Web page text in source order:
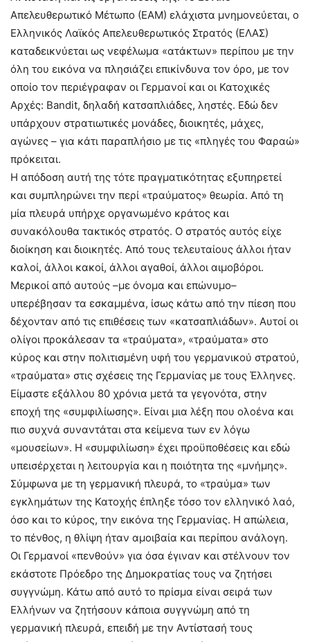
Απελευθερωτικό Μέτωπο (ΕΑΜ) ελάχιστα μνημονεύεται, ο
Ελληνικός Λαϊκός Απελευθερωτικός Στρατός (ΕΛΑΣ)
καταδεικνύεται ως νεφέλωμα «ατάκτων» περίπου με την
όλη του εικόνα να πλησιάζει επικίνδυνα τον όρο, με τον
οποίο τον περιέγραφαν οι Γερμανοί και οι Κατοχικές
Αρχές: Bandit, δηλαδή κατσαπλιάδες, ληστές. Εδώ δεν
υπάρχουν στρατιωτικές μονάδες, διοικητές, μάχες,
αγώνες – για κάτι παραπλήσιο με τις «πληγές του Φαραώ»
πρόκειται.
Η απόδοση αυτή της τότε πραγματικότητας εξυπηρετεί
και συμπληρώνει την περί «τραύματος» θεωρία. Από τη
μία πλευρά υπήρχε οργανωμένο κράτος και
συνακόλουθα τακτικός στρατός. Ο στρατός αυτός είχε
διοίκηση και διοικητές. Από τους τελευταίους άλλοι ήταν
καλοί, άλλοι κακοί, άλλοι αγαθοί, άλλοι αιμοβόροι.
Μερικοί από αυτούς –με όνομα και επώνυμο–
υπερέβησαν τα εσκαμμένα, ίσως κάτω από την πίεση που
δέχονταν από τις επιθέσεις των «κατσαπλιάδων». Αυτοί οι
ολίγοι προκάλεσαν τα «τραύματα», «τραύματα» στο
κύρος και στην πολιτισμένη υφή του γερμανικού στρατού,
«τραύματα» στις σχέσεις της Γερμανίας με τους Έλληνες.
Είμαστε εξάλλου 80 χρόνια μετά τα γεγονότα, στην
εποχή της «συμφιλίωσης». Είναι μια λέξη που ολοένα και
πιο συχνά συναντάται στα κείμενα των εν λόγω
«μουσείων». Η «συμφιλίωση» έχει προϋποθέσεις και εδώ
υπεισέρχεται η λειτουργία και η ποιότητα της «μνήμης».
Σύμφωνα με τη γερμανική πλευρά, το «τραύμα» των
εγκλημάτων της Κατοχής έπληξε τόσο τον ελληνικό λαό,
όσο και το κύρος, την εικόνα της Γερμανίας. Η απώλεια,
το πένθος, η θλίψη ήταν αμοιβαία και περίπου ανάλογη.
Οι Γερμανοί «πενθούν» για όσα έγιναν και στέλνουν τον
εκάστοτε Πρόεδρο της Δημοκρατίας τους να ζητήσει
συγγνώμη. Κάτω από αυτό το πρίσμα είναι σειρά των
Ελλήνων να ζητήσουν κάποια συγγνώμη από τη
γερμανική πλευρά, επειδή με την Αντίστασή τους